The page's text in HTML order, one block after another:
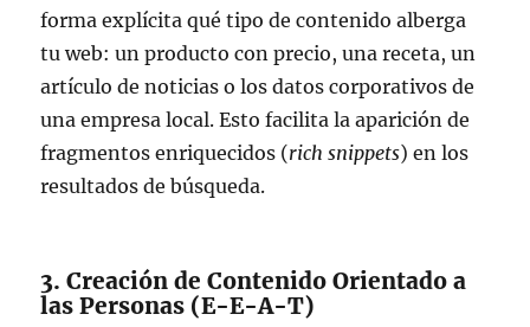
forma explícita qué tipo de contenido alberga
tu web: un producto con precio, una receta, un
artículo de noticias o los datos corporativos de
una empresa local. Esto facilita la aparición de
fragmentos enriquecidos (rich snippets) en los
resultados de búsqueda.
3. Creación de Contenido Orientado a
las Personas (E-E-A-T)